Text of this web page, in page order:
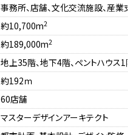
事務所、店舗、文化交流施設、産業
約10,700m2
約189,000m2
地上35階、地下4階、ペントハウス1
約192ｍ
60店舗
マスターデザインアーキテクト